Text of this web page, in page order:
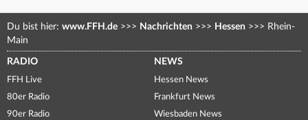
Du bist hier: www.FFH.de >>> Nachrichten >>> Hessen >>> Rhein-
Main
RADIO
FFH Live
80er Radio
90er Radio
NEWS
Hessen News
Frankfurt News
Wiesbaden News